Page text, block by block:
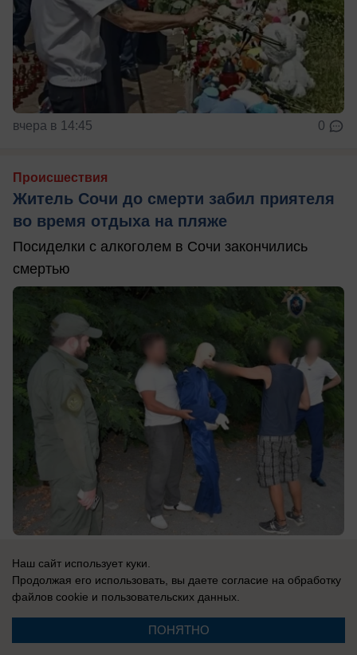
вчера в 14:45 0
Происшествия
Житель Сочи до смерти забил приятеля
во время отдыха на пляже
Посиделки с алкоголем в Сочи закончились
смертью
Главное в стране
Наш сайт использует куки.
Продолжая его использовать, вы даете согласие на обработку
файлов cookie и пользовательских данных.
ПОНЯТНО